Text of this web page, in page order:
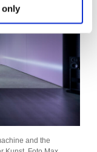
only
and the